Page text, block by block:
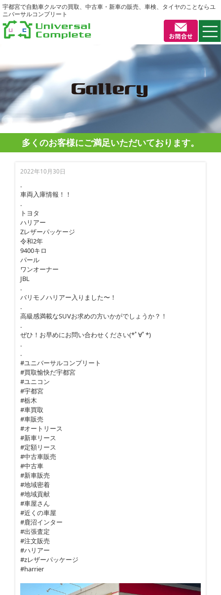
宇都宮で自動車クルマの買取、中古車・新車の販売、車検、タイヤのことならユ
ニバーサルコンプリート
多くのお客様にご満足いただいております。
2022年10月30日
.
車両入庫情報！！
.
トヨタ
ハリアー
Zレザーパッケージ
令和2年
9400キロ
パール
ワンオーナー
JBL
.
バリモノハリアー入りました〜！
.
高級感満載なSUVお求めの方いかがでしょうか？！
.
ぜひ！お早めにお問い合わせください(*ﾟ∀ﾟ*)
.
.
#ユニバーサルコンプリート
#買取愉快だ宇都宮
#ユニコン
#宇都宮
#栃木
#車買取
#車販売
#オートリース
#新車リース
#定額リース
#中古車販売
#中古車
#新車販売
#地域密着
#地域貢献
#車屋さん
#近くの車屋
#鹿沼インター
#出張査定
#注文販売
#ハリアー
#zレザーパッケージ
#harrier